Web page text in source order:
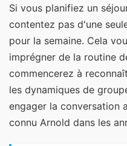
Si vous planifiez un
contentez pas d'une
pour la semaine. Cela
imprégner de la routine
commencerez à
les dynamiques de
engager la conversation
connu Arnold dans les